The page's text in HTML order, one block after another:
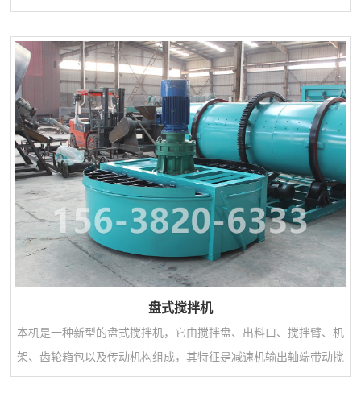
强化，造粒效率比常规挤压造粒机提高1-3倍，电耗降低60%以
上。双模造粒机是我公司目前生产的主要（生物）有机肥生产设备
之一，是我厂科技人员集国内外先进颗粒机的基础上，以多年生产
经验反复研究、改进、精心制造的肥料机械，该机工艺优良，操作
简单，并设计出有不同型号的多种机型，是肥料加...
盘式搅拌机
本机是一种新型的盘式搅拌机，它由搅拌盘、出料口、搅拌臂、机
架、齿轮箱包以及传动机构组成，其特征是减速机输出轴端带动搅
拌主轴，使其运转,搅拌轴上有固定的搅拌齿,搅拌轴带动搅齿使物